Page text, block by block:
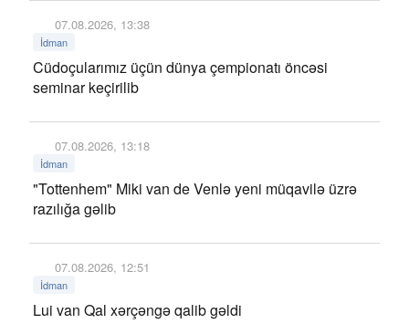
07.08.2026, 13:38
İdman
Cüdoçularımız üçün dünya çempionatı öncəsi
seminar keçirilib
07.08.2026, 13:18
İdman
"Tottenhem" Miki van de Venlə yeni müqavilə üzrə
razılığa gəlib
07.08.2026, 12:51
İdman
Lui van Qal xərçəngə qalib gəldi